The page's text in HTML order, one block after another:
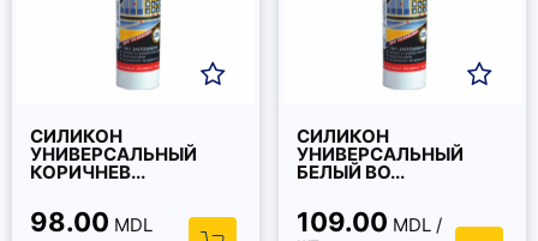
СИЛИКОН
УНИВЕРСАЛЬНЫЙ
КОРИЧНЕВ...
98.00 MDL
СИЛИКОН
УНИВЕРСАЛЬНЫЙ
БЕЛЫЙ BO...
109.00 MDL /